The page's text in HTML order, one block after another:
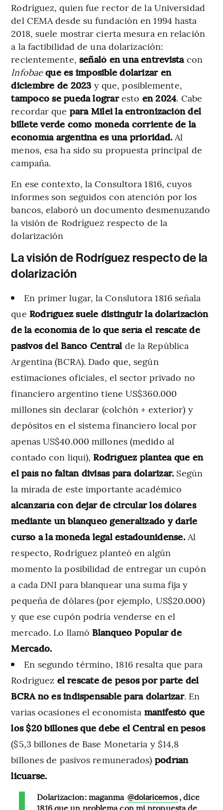
Rodríguez, quien fue rector de la Universidad
del CEMA desde su fundación en 1994 hasta
2018, suele mostrar cierta mesura en relación
a la factibilidad de una dolarización:
recientemente, señaló en una entrevistacon
Infobaeque es imposible dolarizar en
diciembre de 2023 y que, posiblemente,
tampoco se pueda lograresto en 2024. Cabe
recordar que para Milei la entronización del
billete verde como moneda corriente de la
economía argentina es una prioridad. Al
menos, esa ha sido su propuesta principal de
campaña.
En ese contexto, la Consultora 1816, cuyos
informes son seguidos con atención por los
bancos, elaboró un documento desmenuzando
la visión de Rodríguez respecto de la
dolarización
La visión de Rodríguez respecto de la
dolarización
En primer lugar, la Conslutora 1816 señala
que Rodríguez suele distinguir la dolarización
de la economía de lo que sería el rescate de
pasivos del Banco Central de la República
Argentina (BCRA). Dado que, según
estimaciones oficiales, el sector privado no
financiero argentino tiene US$360.000
millones sin declarar (colchón + exterior) y
depósitos en el sistema financiero local por
apenas US$40.000 millones (medido al
contado con liqui), Rodríguez plantea que en
el país no faltan divisas para dolarizar. Según
la mirada de este importante académico
alcanzaría con dejar de circular los dólares
mediante un blanqueo generalizado y darle
curso a la moneda legal estadounidense. Al
respecto, Rodríguez planteó en algún
momento la posibilidad de entregar un cupón
a cada DNI para blanquear una suma fija y
pequeña de dólares (por ejemplo, US$20.000)
y que ese cupón podría venderse en el
mercado. Lo llamó Blanqueo Popular de
Mercado.
En segundo término, 1816 resalta que para
Rodríguez el rescate de pesos por parte del
BCRA no es indispensable para dolarizar. En
varias ocasiones el economista manifestó que
los $20 billones que debe el Central en pesos
($5,3 billones de Base Monetaria y $14,8
billones de pasivos remunerados) podrían
licuarse.
Dolarizacion: maganma @dolaricemos, dice
1816 que un problema con mi propuesta de